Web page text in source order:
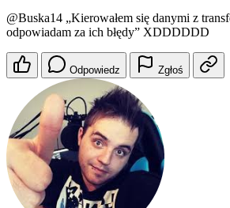
@Buska14 „Kierowałem się danymi z
odpowiadam za ich błędy” XDDDDDD
Odpowiedz Zgłoś